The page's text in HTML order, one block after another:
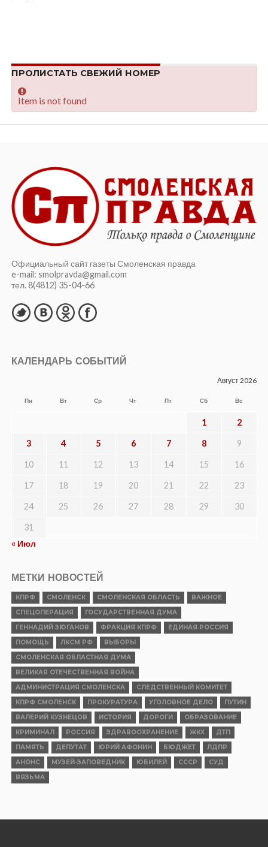
ПРОЛИСТАТЬ СВЕЖИЙ НОМЕР
Item is not found
Официальный сайт газеты Смоленская правда
e-mail: smolpravda@gmail.com
тел. 8(4812) 35-04-66
КАЛЕНДАРЬ СОБЫТИЙ
Август 2026
Пн Вт Ср Чт Пт Сб Вс
1 2
3 4 5 6 7 8 9
10 11 12 13 14 15 16
17 18 19 20 21 22 23
24 25 26 27 28 29 30
31
« Июл
МЕТКИ НОВОСТЕЙ
КПРФ СМОЛЕНСК СМОЛЕНСКАЯ ОБЛАСТЬ
ВАЖНОЕ
СПЕЦОПЕРАЦИЯ
ГОСУДАРСТВЕННАЯ ДУМА
ГЕННАДИЙ ЗЮГАНОВ
ФРАКЦИЯ КПРФ
ЕДИНАЯ РОССИЯ
ПОМОЩЬ
ЛКСМ РФ
ВЫБОРЫ
СМОЛЕНСКАЯ ОБЛАСТНАЯ ДУМА
ВЕЛИКАЯ ОТЕЧЕСТВЕННАЯ ВОЙНА
АДМИНИСТРАЦИЯ СМОЛЕНСКА
СЛЕДСТВЕННЫЙ КОМИТЕТ
КПРФ СМОЛЕНСК
ПРОКУРАТУРА УГОЛОВНОЕ ДЕЛО
ПУТИН
ВАЛЕРИЙ КУЗНЕЦОВ
ИСТОРИЯ ДОРОГИ
ОБРАЗОВАНИЕ
КРИМИНАЛ
РОССИЯ ЗДРАВООХРАНЕНИЕ ЖКХ
ДТП
ПАМЯТЬ
ДЕПУТАТ ЮРИЙ АФОНИН БЮДЖЕТ
ЛДПР
АНОНС
МУЗЕЙ-ЗАПОВЕДНИК ЮБИЛЕЙ СССР
СУД
ВЯЗЬМА